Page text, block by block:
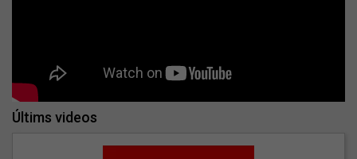
Últims videos